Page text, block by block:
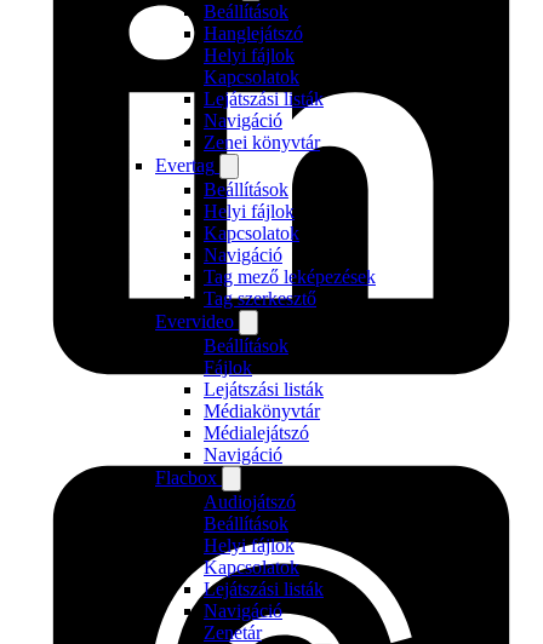
Beállítások
Hanglejátszó
Helyi fájlok
Kapcsolatok
Lejátszási listák
Navigáció
Zenei könyvtár
Evertag
Beállítások
Helyi fájlok
Kapcsolatok
Navigáció
Tag mező leképezések
Tag szerkesztő
Evervideo
Beállítások
Fájlok
Lejátszási listák
Médiakönyvtár
Médialejátszó
Navigáció
Flacbox
Audiojátszó
Beállítások
Helyi fájlok
Kapcsolatok
Lejátszási listák
Navigáció
Zenetár